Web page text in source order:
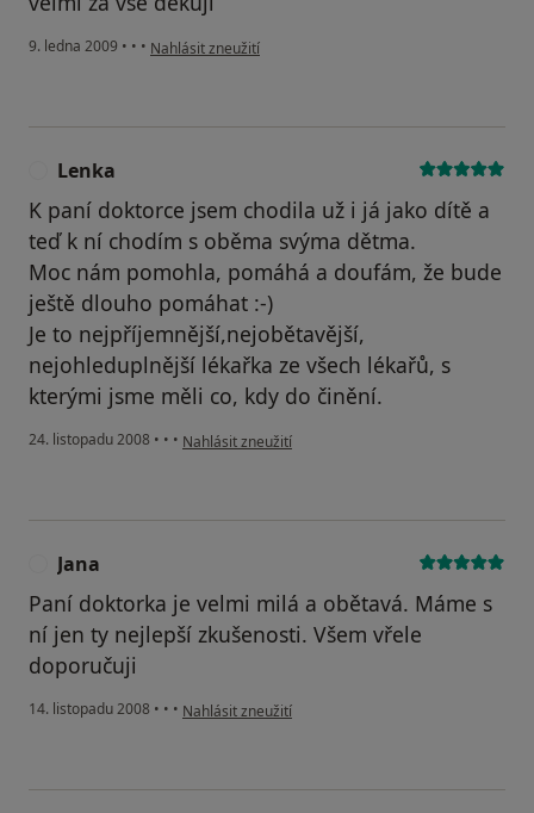
9. ledna 2009 • • • podle názoru uživatele Šárka
Nahlásit zneužití
Lenka
K paní doktorce jsem chodila už i já jako dítě a
teď k ní chodím s oběma svýma dětma.
Moc nám pomohla, pomáhá a doufám, že bude
ještě dlouho pomáhat :-)
Je to nejpříjemnější,nejobětavější,
nejohleduplnější lékařka ze všech lékařů, s
kterými jsme měli co, kdy do činění.
24. listopadu 2008 • • • podle názoru uživatele Lenka
Nahlásit zneužití
Jana
Paní doktorka je velmi milá a obětavá. Máme s
ní jen ty nejlepší zkušenosti. Všem vřele
doporučuji
14. listopadu 2008 • • • podle názoru uživatele Jana
Nahlásit zneužití